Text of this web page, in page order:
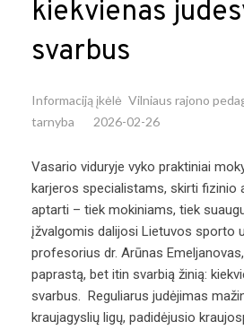
kiekvienas
svarbus
Informaciją įkėlė Vilniaus rajono
tarnyba
2026-02-26
Vasario viduryje vyko praktiniai
karjeros specialistams, skirti fizinio
aptarti – tiek mokiniams, tiek
įžvalgomis dalijosi Lietuvos sporto
profesorius dr. Arūnas
paprastą, bet itin svarbią žinią:
svarbus. Reguliarus judėjimas
kraujagyslių ligų, padidėjusio